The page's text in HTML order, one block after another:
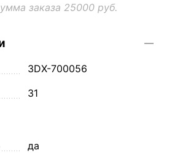
заказа 25000 руб.
3DX-700056
31
да